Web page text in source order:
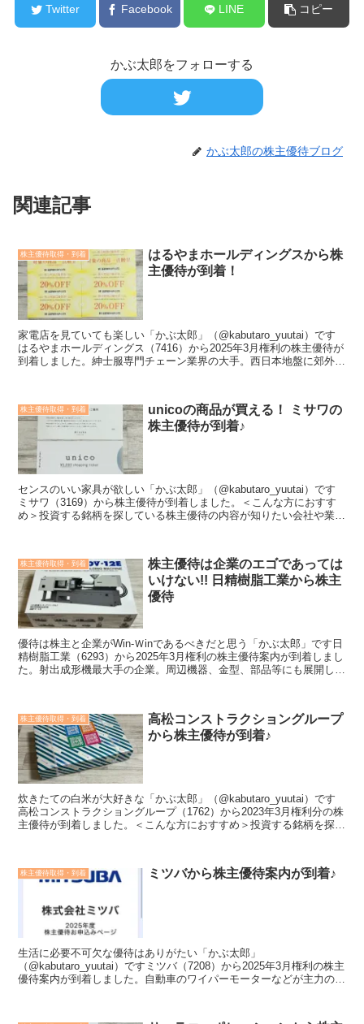
Twitter Facebook LINE コピー
かぶ太郎をフォローする
かぶ太郎の株主優待ブログ
関連記事
株主優待取得・到着
はるやまホールディングスから株
主優待が到着！
家電店を見ていても楽しい「かぶ太郎」（@kabutaro_yuutai）です
はるやまホールディングス（7416）から2025年3月権利の株主優待が
到着しました。紳士服専門チェーン業界の大手。西日本地盤に郊外型
株主優待取得・到着
unicoの商品が買える！ ミサワの
株主優待が到着♪
センスのいい家具が欲しい「かぶ太郎」（@kabutaro_yuutai）です
ミサワ（3169）から株主優待が到着しました。＜こんな方におすす
め＞投資する銘柄を探している株主優待の内容が知りたい会社や業績
株主優待取得・到着
株主優待は企業のエゴであっては
いけない!! 日精樹脂工業から株主
優待
優待は株主と企業がWin-Ｗinであるべきだと思う「かぶ太郎」です日
精樹脂工業（6293）から2025年3月権利の株主優待案内が到着しまし
た。射出成形機最大手の企業。周辺機器、金型、部品等にも展開して
株主優待取得・到着
高松コンストラクショングループ
から株主優待が到着♪
炊きたての白米が大好きな「かぶ太郎」（@kabutaro_yuutai）です
高松コンストラクショングループ（1762）から2023年3月権利分の株
主優待が到着しました。＜こんな方におすすめ＞投資する銘柄を探し
株主優待取得・到着 ミツバから株主優待案内が到着♪
生活に必要不可欠な優待はありがたい「かぶ太郎」
（@kabutaro_yuutai）ですミツバ（7208）から2025年3月権利の株主
優待案内が到着しました。自動車のワイパーモーターなどが主力の会